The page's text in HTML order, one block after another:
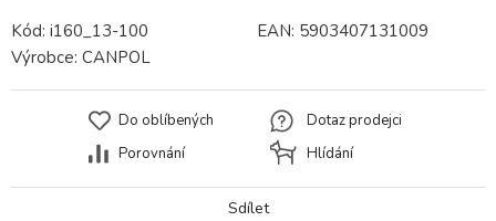
Kód: i160_13-100 EAN: 5903407131009
Výrobce: CANPOL
Do oblíbených
Porovnání
Dotaz prodejci
Hlídání
Sdílet